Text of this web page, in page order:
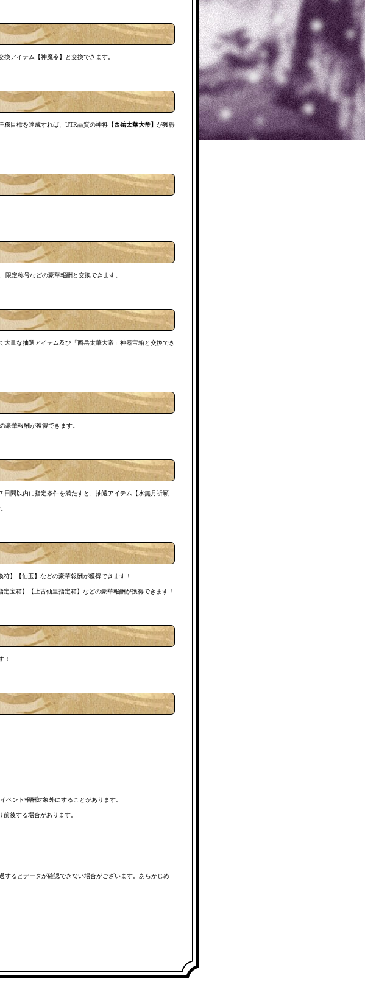
アイテム【神魔令】と交換できます。
務目標を達成すれば、UTR品質の神将 【西岳太華大帝】 が獲得
定称号などの豪華報酬と交換できます。
量な抽選アイテム及び「西岳太華大帝」神器宝箱と交換でき
豪華報酬が獲得できます。
間以内に指定条件を満たすと、抽選アイテム【水無月祈願
】【仙玉】などの豪華報酬が獲得できます！
宝箱】【上古仙皇指定箱】などの豪華報酬が獲得できます！
！
ント報酬対象外にすることがあります。
後する場合があります。
るとデータが確認できない場合がございます。あらかじめ